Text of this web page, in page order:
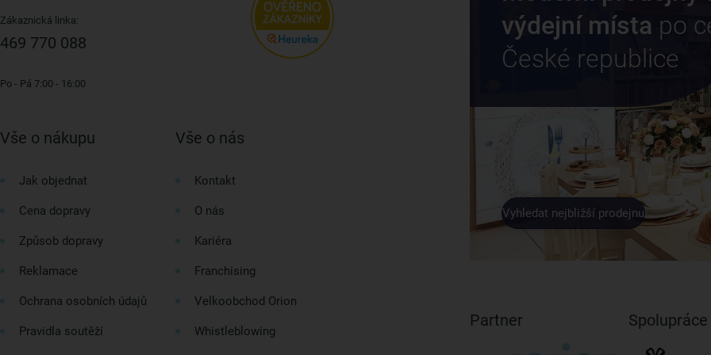
výdejní místa po
České republice
Vyhledat nejbližší prodejnu
Partner Spolupráce
Zákaznická linka:
469 770 088
Po - Pá 7:00 - 16:00
Vše o nákupu
Jak objednat
Cena dopravy
Způsob dopravy
Reklamace
Ochrana osobních údajů
Pravidla soutěží
Vše o nás
Kontakt
O nás
Kariéra
Franchising
Velkoobchod Orion
Whistleblowing